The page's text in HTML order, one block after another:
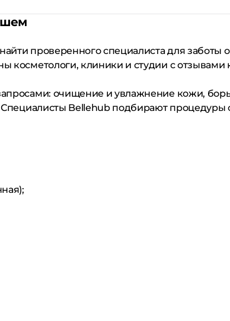
проверенного специалиста для заботы
косметологи, клиники и студии с
очищение и увлажнение кожи,
Bellehub подбирают процедуры